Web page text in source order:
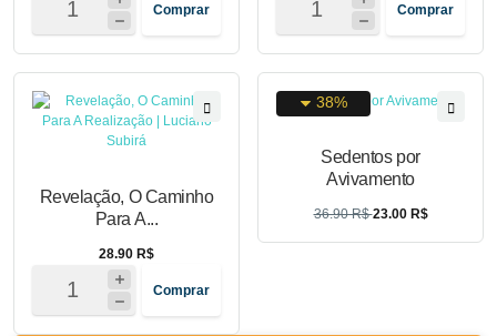
Comprar Comprar
Revelação, O Caminho
Para A...
28.90 R$
Comprar
38%
Sedentos por
Avivamento
36.90 R$23.00 R$